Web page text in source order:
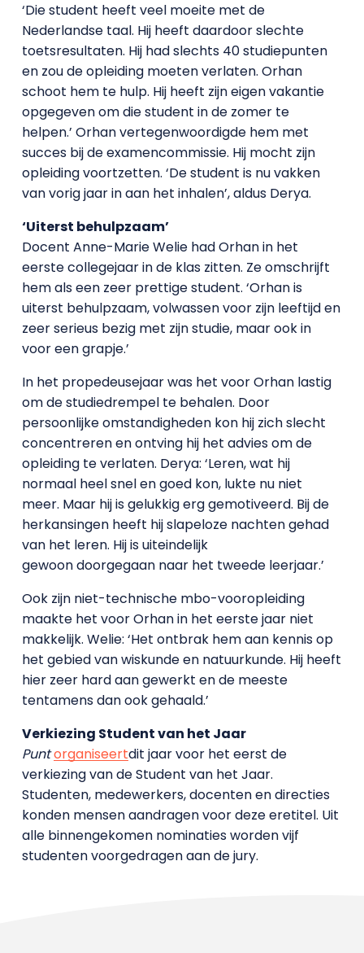
‘Die student heeft veel moeite met de
Nederlandse taal. Hij heeft daardoor slechte
toetsresultaten. Hij had slechts 40 studiepunten
en zou de opleiding moeten verlaten. Orhan
schoot hem te hulp. Hij heeft zijn eigen vakantie
opgegeven om die student in de zomer te
helpen.’ Orhan vertegenwoordigde hem met
succes bij de examencommissie. Hij mocht zijn
opleiding voortzetten. ‘De student is nu vakken
van vorig jaar in aan het inhalen’, aldus Derya.
‘Uiterst behulpzaam’
Docent Anne-Marie Welie had Orhan in het
eerste collegejaar in de klas zitten. Ze omschrijft
hem als een zeer prettige student. ‘Orhan is
uiterst behulpzaam, volwassen voor zijn leeftijd en
zeer serieus bezig met zijn studie, maar ook in
voor een grapje.’
In het propedeusejaar was het voor Orhan lastig
om de studiedrempel te behalen. Door
persoonlijke omstandigheden kon hij zich slecht
concentreren en ontving hij het advies om de
opleiding te verlaten. Derya: ‘Leren, wat hij
normaal heel snel en goed kon, lukte nu niet
meer. Maar hij is gelukkig erg gemotiveerd. Bij de
herkansingen heeft hij slapeloze nachten gehad
van het leren. Hij is uiteindelijk
gewoon doorgegaan naar het tweede leerjaar.’
Ook zijn niet-technische mbo-vooropleiding
maakte het voor Orhan in het eerste jaar niet
makkelijk. Welie: ‘Het ontbrak hem aan kennis op
het gebied van wiskunde en natuurkunde. Hij heeft
hier zeer hard aan gewerkt en de meeste
tentamens dan ook gehaald.’
Verkiezing Student van het Jaar
Puntorganiseertdit jaar voor het eerst de
verkiezing van de Student van het Jaar.
Studenten, medewerkers, docenten en directies
konden mensen aandragen voor deze eretitel. Uit
alle binnengekomen nominaties worden vijf
studenten voorgedragen aan de jury.